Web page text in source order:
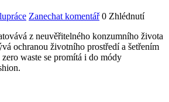
Zanechat komentář 0 Zhlédnutí
z neuvěřitelného konzumního života
ochranou životního prostředí a šetřením
waste se promítá i do módy